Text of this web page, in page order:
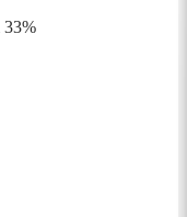
33%